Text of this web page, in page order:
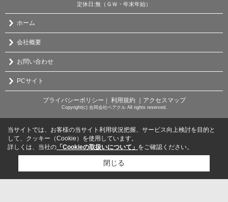
定休日:無（ＧＷ・年末年始）
ホーム
会社概要
お問い合わせ
PCサイト
プライバシーポリシー ｜ 利用規約 ｜アクセスマップ
Copyright(c) 合同会社ベアクル All rights reserved.
当サイトでは、お客様の当サイト利用状況把握、サービス向上検討を目的と
して、クッキー（Cookie）を使用しています。
詳しくは、当社の 「Cookieの取扱いについて」 をご確認ください。
閉じる